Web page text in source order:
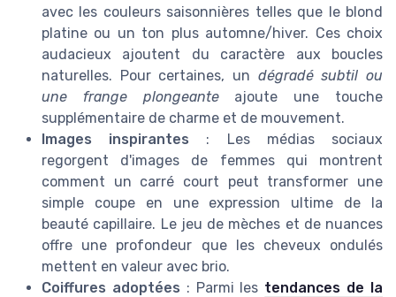
avec les couleurs saisonnières telles que le blond
platine ou un ton plus automne/hiver. Ces choix
audacieux ajoutent du caractère aux boucles
naturelles. Pour certaines, un dégradé subtil ou
une frange plongeanteajoute une touche
supplémentaire de charme et de mouvement.
Images inspirantes : Les médias sociaux
regorgent d'images de femmes qui montrent
comment un carré court peut transformer une
simple coupe en une expression ultime de la
beauté capillaire. Le jeu de mèches et de nuances
offre une profondeur que les cheveux ondulés
mettent en valeur avec brio.
Coiffures adoptées : Parmi les tendances de la